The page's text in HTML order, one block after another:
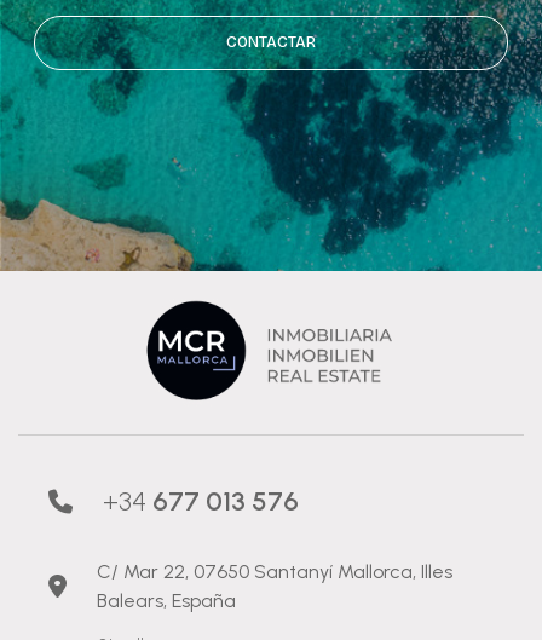
CONTACTAR
+34 677 013 576
C/ Mar 22, 07650 Santanyí Mallorca, Illes
Balears, España